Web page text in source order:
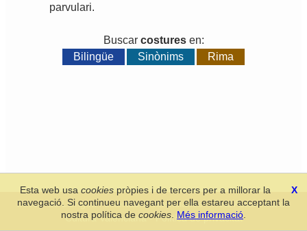
parvulari.
Buscar costuresen:
Bilingüe
Sinònims Rima
Secció de Llengua i Lliteratura Valencianes-Real Acadèmia de
Cultura Valenciana-Política de privacitat
X
Esta web usacookies pròpies i de tercers per a millorar la
navegació. Si continueu navegant per ella estareu acceptant la
nostra política de cookies Més informació